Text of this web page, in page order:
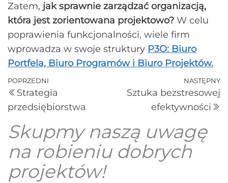
Zatem, jak sprawnie zarządzać organizacją,
która jest zorientowana projektowo? W celu
poprawienia funkcjonalności, wiele firm
wprowadza w swoje struktury P3O: Biuro
Portfela, Biuro Programów i Biuro Projektów.
POPRZEDNI
Strategia
przedsiębiorstwa
NASTĘPNY
Sztuka bezstresowej
efektywności
Skupmy naszą uwagę
na robieniu dobrych
projektów!